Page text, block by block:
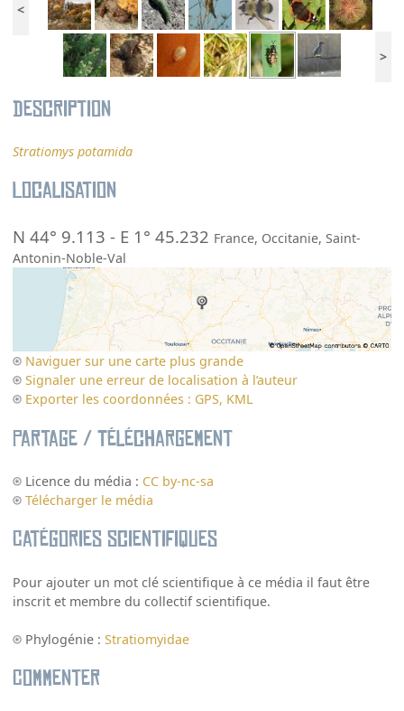
<
>
Description
Stratiomys potamida
Localisation
N 44° 9.113 - E 1° 45.232 France, Occitanie,Saint-
Antonin-Noble-Val
Naviguer sur une carte plus grande
Signaler une erreur de localisation à l’auteur
Exporter les coordonnées : GPS, KML
Partage / Téléchargement
Licence du média : CC by-nc-sa
Télécharger le média
Catégories scientifiques
Pour ajouter un mot clé scientifique à ce média il faut être
inscrit et membre du collectif scientifique.
Phylogénie :Stratiomyidae
Commenter